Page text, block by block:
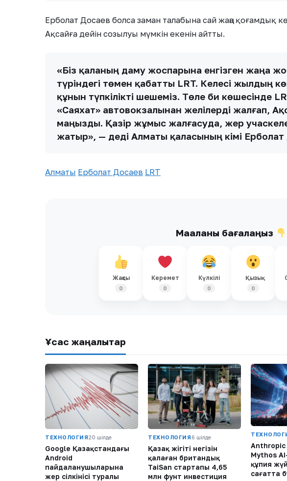
Ерболат Досаев болса заман талабына сай жаңа қоғамдық
Ақсайға дейін созылуы мүмкін екенін айтты.
«Біз қаланың даму жоспарына енгізген жаңа
түріндегі төмен қабатты LRT. Келесі жылдың
құнын түпкілікті шешеміз. Төле би көшесінде
«Саяхат» автовокзалынан желілерді жалғап,
маңызды. Қазір жұмыс жалғасуда, жер
жатыр», — деді Алматы қаласының әкімі
Алматы Ерболат Досаев LRT
Мақаланы бағалаңыз
Жақсы
0
Керемет
0
Күлкілі
0
Қызық
0
Ұқсас жаңалықтар
ТЕХНОЛОГИЯ20 шілде
Google Қазақстандағы
Android
пайдаланушыларына
жер сілкінісі туралы
ТЕХНОЛОГИЯ 6 шілде
Қазақ жігіті негізін
қалаған британдық
TaiSan стартапы 4,65
млн фунт инвестиция
Anthropic
Mythos
құпия
сағатта